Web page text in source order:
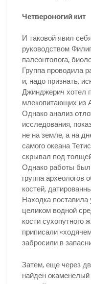
Четвероногий кит
И таковой явил
руководством
палеонтолога,
Группа проводила
и, надо признать,
Джинджерич хотел
млекопитающих из
Однако анализ
исследования,
не на земле, а на
самого океана
скрывал под
Однако работы
группа археологов
костей,
Находка поставила
целиком водной
кости сухопутного
приписали
забросили в
Затем, еще через
найден